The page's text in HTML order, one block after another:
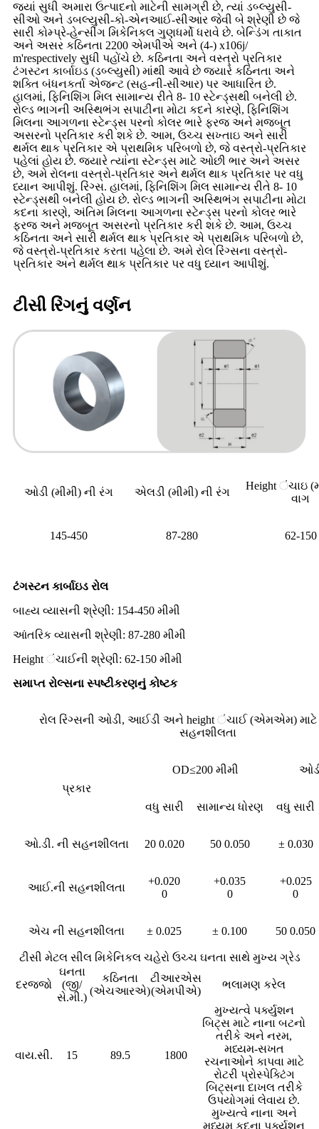
જ્યાં સુધી અમારા ઉત્પાદનો માટેની સામગ્રી છે, ત્યાં ડબ્લ્યુસી-
સીઓ અને ડબલ્યુસી-કો-એનઆઈ-સીઆર જેવી બે શ્રેણી છે જે
સારી કોમ્પ્રે-હેન્સીંગ મિકેનિકલ ગુણધર્મો ધરાવે છે. બેન્ડિંગ તાકાત
અને અસર કઠિનતા 2200 એમપીએ અને (4-) x106j/
m'respectively સુધી પહોંચે છે. કઠિનતા અને વસ્ત્રો પ્રતિકાર
ટંગસ્ટન કાર્બાઇડ (ડબ્લ્યુસી) માંથી આવે છે જ્યારે કઠિનતા અને
શક્તિ બંધનકર્તા એજન્ટ (સહ-ની-સીઆર) પર આધારિત છે.
હાલમાં, ફિનિશિંગ મિલ સામાન્ય રીતે 8- 10 સ્ટેન્ડ્સથી બનેલી છે.
રોલ્ડ ભાગની અસ્થિભંગ સપાટીના મોટા કદને કારણે, ફિનિશિંગ
મિલના આગળના સ્ટેન્ડ્સ પરનો કોલર ભારે ફરજ અને મજબૂત
અસરનો પ્રતિકાર કરી શકે છે. આમ, ઉચ્ચ સખ્તાઇ અને સારી
થર્મલ થાક પ્રતિકાર એ પ્રાથમિક પરિબળો છે, જે વસ્ત્રો-પ્રતિકાર
પહેલાં હોય છે. જ્યારે ત્યાંના સ્ટેન્ડ્સ માટે ઓછી ભાર અને અસર
છે, અમે રોલના વસ્ત્રો-પ્રતિકાર અને થર્મલ થાક પ્રતિકાર પર વધુ
ધ્યાન આપીશું. રિંગ્સ. હાલમાં, ફિનિશિંગ મિલ સામાન્ય રીતે 8- 10
સ્ટેન્ડ્સથી બનેલી હોય છે. રોલ્ડ ભાગની અસ્થિભંગ સપાટીના મોટા
કદના કારણે, અંતિમ મિલના આગળના સ્ટેન્ડ્સ પરનો કોલર ભારે
ફરજ અને મજબૂત અસરનો પ્રતિકાર કરી શકે છે. આમ, ઉચ્ચ
કઠિનતા અને સારી થર્મલ થાક પ્રતિકાર એ પ્રાથમિક પરિબળો છે,
જે વસ્ત્રો-પ્રતિકાર કરતા પહેલા છે. અમે રોલ રિંગ્સના વસ્ત્રો-
પ્રતિકાર અને થર્મલ થાક પ્રતિકાર પર વધુ ધ્યાન આપીશું.
ટીસી રિંગનું વર્ણન
ઓડી (મીમી) ની રંગ એલડી (મીમી) ની રંગ
Height ંચાઇ
વાગ
145-450 87-280 62-150
ટંગસ્ટન કાર્બાઇડ રોલ
બાહ્ય વ્યાસની શ્રેણી: 154-450 મીમી
આંતરિક વ્યાસની શ્રેણી: 87-280 મીમી
Height ંચાઈની શ્રેણી: 62-150 મીમી
સમાપ્ત રોલ્સના સ્પષ્ટીકરણનું કોષ્ટક
રોલ રિંગ્સની ઓડી, આઈડી અને height ંચાઈ (એમએમ) માટે
સહનશીલતા
પ્રકાર
OD≤200 મીમી
વધુ સારી સામાન્ય ધોરણ વધુ સારી
ઓ.ડી. ની સહનશીલતા 20 0.020 50 0.050 ± 0.030
આઈ.ની સહનશીલતા
+0.020
0
+0.035
0
+0.025
0
એચ ની સહનશીલતા ± 0.025 ± 0.100 50 0.050
ટીસી મેટલ સીલ મિકેનિકલ ચહેરો ઉચ્ચ ઘનતા સાથે મુખ્ય ગ્રેડ
દરજ્જો
ઘનતા
(જી/
સે.મી.)
કઠિનતા
(એચઆરએ)
ટીઆરએસ
(એમપીએ)
ભલામણ કરેલ
વાય.સી. 15 89.5 1800
મુખ્યત્વે પર્ક્યુશન
બિટ્સ માટે નાના બટનો
તરીકે અને નરમ,
મધ્યમ-સખત
રચનાઓને કાપવા માટે
રોટરી પ્રોસ્પેક્ટિંગ
બિટ્સના દાખલ તરીકે
ઉપયોગમાં લેવાય છે.
મુખ્યત્વે નાના અને
મધ્યમ કદના પર્ક્યુશન